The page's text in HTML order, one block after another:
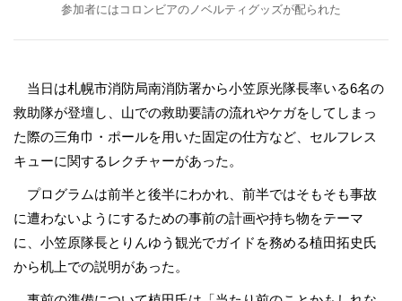
参加者にはコロンビアのノベルティグッズが配られた
当日は札幌市消防局南消防署から小笠原光隊長率いる6名の
救助隊が登壇し、山での救助要請の流れやケガをしてしまっ
た際の三角巾・ポールを用いた固定の仕方など、セルフレス
キューに関するレクチャーがあった。
プログラムは前半と後半にわかれ、前半ではそもそも事故
に遭わないようにするための事前の計画や持ち物をテーマ
に、小笠原隊長とりんゆう観光でガイドを務める植田拓史氏
から机上での説明があった。